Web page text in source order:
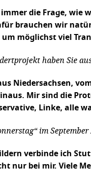
immer die Frage, wie
brauchen wir
möglichst viel
haben Sie
Niedersachsen,
Mir sind die
Linke, alle
im
verbinde ich
nur bei mir. Viele